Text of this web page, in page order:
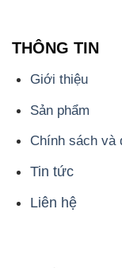
Chính sách và
Tin tức
Liên hệ
📞
PHÒNG
ĐẮC TRƯỜNG